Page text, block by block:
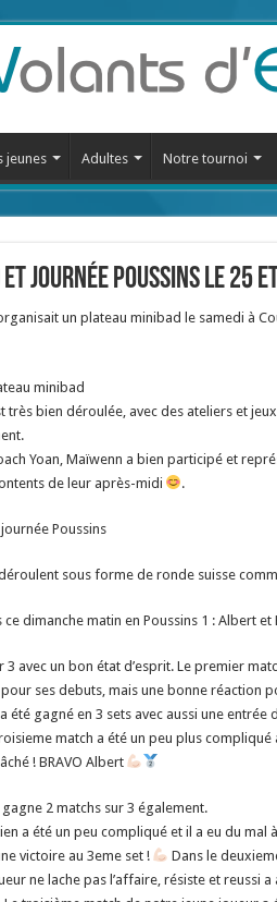
jeunes Adultes Notre tournoi
journée poussins le 25
un plateau minibad le samedi à
minibad
très bien déroulée, avec des ateliers et
Yoan, Maïwenn a bien participé et
de leur après-midi
.
Poussins
sous forme de ronde suisse
dimanche matin en Poussins 1 : Albert et
avec un bon état d’esprit. Le premier
ses debuts, mais une bonne réaction
été gagné en 3 sets avec aussi une
match a été un peu plus compliqué
! BRAVO Albert
2 matchs sur 3 également.
a été un peu compliqué et il a eu du mal
victoire au 3eme set !
Dans le
ne lache pas l’affaire, résiste et reussi